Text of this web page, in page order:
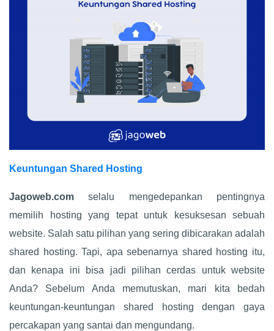
Keuntungan Shared Hosting
Jagoweb.com selalu mengedepankan pentingnya
memilih hosting yang tepat untuk kesuksesan sebuah
website. Salah satu pilihan yang sering dibicarakan adalah
shared hosting. Tapi, apa sebenarnya shared hosting itu,
dan kenapa ini bisa jadi pilihan cerdas untuk website
Anda? Sebelum Anda memutuskan, mari kita bedah
keuntungan-keuntungan shared hosting dengan gaya
percakapan yang santai dan mengundang.